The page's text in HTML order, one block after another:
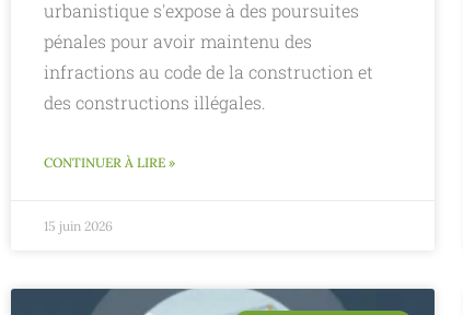
urbanistique s'expose à des poursuites
pénales pour avoir maintenu des
infractions au code de la construction et
des constructions illégales.
CONTINUER À LIRE »
15 juin 2026